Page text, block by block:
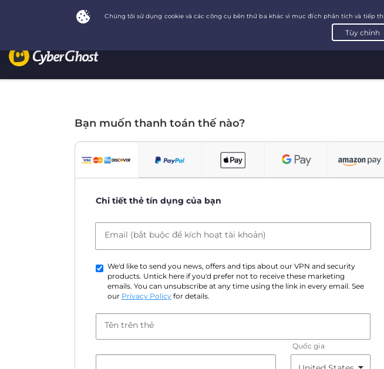
Bạn muốn thanh toán thế nào?
Chi tiết thẻ tín dụng của bạn
Email (bắt buộc để kích hoạt tài khoản)
We'd like to send you news, offers and tips about our VPN and security
products. Untick here if you'd prefer not to receive these marketing
emails. You can unsubscribe at any time using the link in every email. See
our Privacy Policy for details.
Tên trên thẻ
Quốc gia